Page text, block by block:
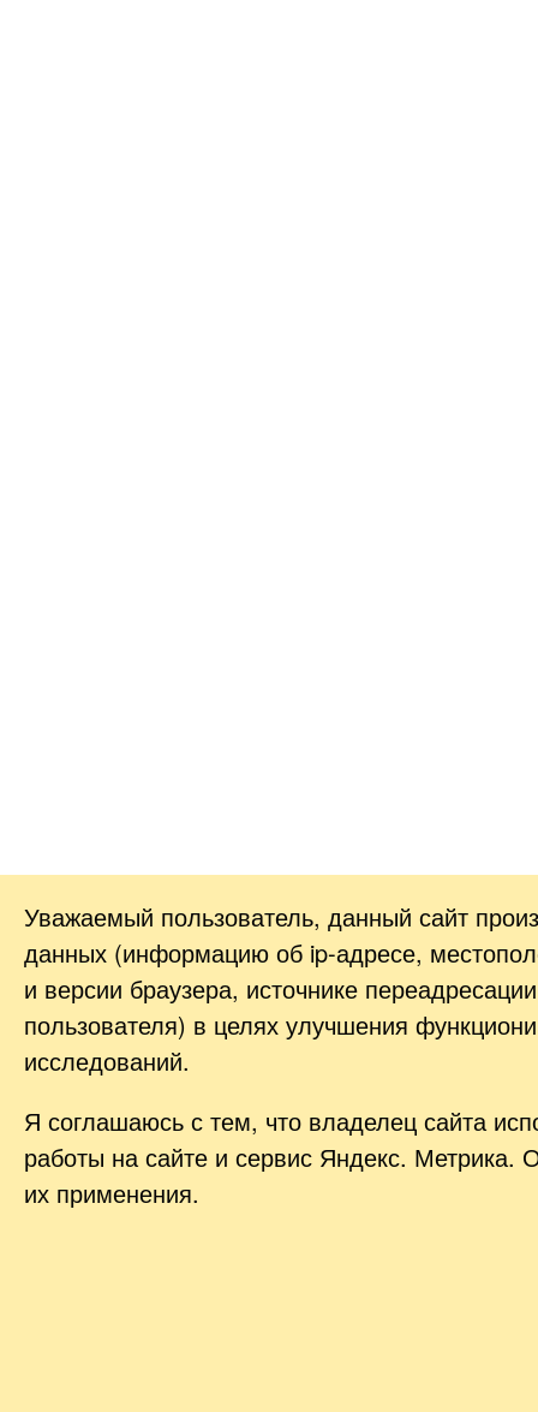
Уважаемый пользователь, данный сайт
данных (информацию об ip-адресе,
и версии браузера, источнике
пользователя) в целях улучшения
исследований.
Я соглашаюсь с тем, что владелец сайта
работы на сайте и сервис Яндекс. Метрика.
их применения.